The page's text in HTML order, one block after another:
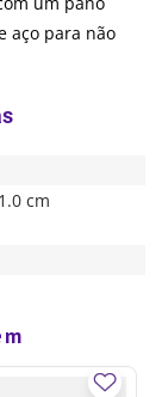
aço para não
cm